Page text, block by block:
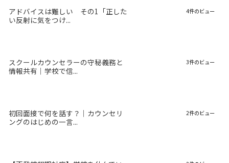
アドバイスは難しい その1「正した
い反射に気をつけ...
4件のビュー
スクールカウンセラーの守秘義務と
情報共有｜学校で信...
3件のビュー
初回面接で何を話す？｜カウンセリ
ングのはじめの一言...
2件のビュー